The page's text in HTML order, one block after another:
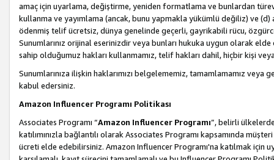
amaç için uyarlama, değiştirme, yeniden formatlama ve bunlardan türev
kullanma ve yayımlama (ancak, bunu yapmakla yükümlü değiliz) ve
ödenmiş telif ücretsiz, dünya genelinde geçerli, gayrikabili rücu,
Sunumlarınız orijinal eserinizdir veya bunları hukuka uygun olarak
sahip olduğumuz hakları kullanmamız, telif hakları dahil, hiçbir kişi
Sunumlarınıza ilişkin haklarımızı belgelememiz, tamamlamamız
kabul edersiniz.
Amazon Influencer Programı Politikası
Associates Programı “Amazon Influencer Programı”, belirli
katılımınızla bağlantılı olarak Associates Programı kapsamında
ücreti elde edebilirsiniz. Amazon Influencer Programı'na katılmak için